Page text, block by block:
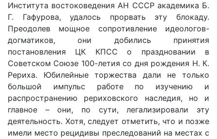
Института востоковедения АН СССР академика Б.
Г. Гафурова, удалось прорвать эту блокаду.
Преодолев мощное сопротивление идеологов-
догматиков, они добились принятия
постановления ЦК КПСС о праздновании в
Советском Союзе 100-летия со дня рождения Н. К.
Рериха. Юбилейные торжества дали не только
большой импульс работе по изучению и
распространению рериховского наследия, но и
главное – они, по сути, легализировали эту
деятельность. Хотя, следует отметить, что и позже
имели место рецидивы преследований на местах с